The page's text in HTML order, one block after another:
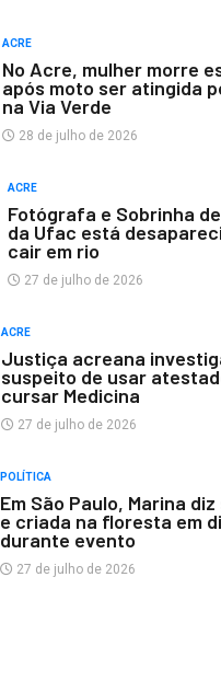
ACRE
No Acre, mulher morre
após moto ser atingida
na Via Verde
28 de julho de 2026
ACRE
Fotógrafa e Sobrinha
da Ufac está
cair em rio
27 de julho de 2026
ACRE
Justiça acreana
suspeito de usar
cursar Medicina
27 de julho de 2026
POLÍTICA
Em São Paulo, Marina
e criada na floresta em
durante evento
27 de julho de 2026